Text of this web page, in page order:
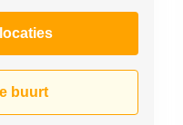
buurt